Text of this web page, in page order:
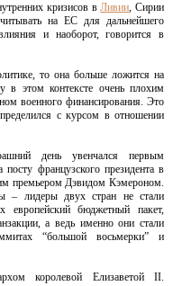
кризисов вЛивии, Сирии
на ЕС для дальнейшего
и наоборот, говорится в
то она больше ложится на
в этом контексте очень плохим
военного финансирования. Это
с курсом в отношении
день увенчался первым
французского президента в
премьером Дэвидом Кэмероном.
– лидеры двух стран не стали
европейский бюджетный пакет,
а ведь именно они стали
“большой восьмерки” и
королевой Елизаветой II.